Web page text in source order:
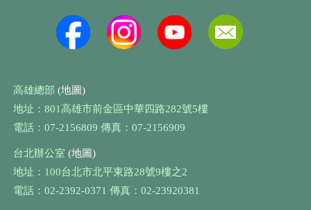
高雄總部 (地圖)
地址：801高雄市前金區中華四路282號5樓
電話：07-2156809 傳真：07-2156909
台北辦公室 (地圖)
地址：100台北市北平東路28號9樓之2
電話：02-2392-0371 傳真：02-23920381